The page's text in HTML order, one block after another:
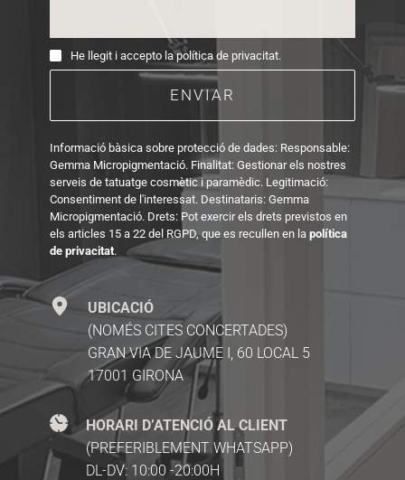
He llegit i accepto la política de privacitat.
ENVIAR
Informació bàsica sobre protecció de dades: Responsable:
Gemma Micropigmentació. Finalitat: Gestionar els nostres
serveis de tatuatge cosmètic i paramèdic. Legitimació:
Micropigmentació. Drets: Pot exercir els drets previstos en
els articles 15 a 22 del RGPD, que es recullen en la política
de privacitat.
UBICACIÓ
(NOMÉS CITES CONCERTADES)
GRAN VIA DE JAUME I, 60 LOCAL 5
17001 GIRONA
HORARI D’ATENCIÓ AL CLIENT
(PREFERIBLEMENT WHATSAPP)
DL-DV: 10:00 -20:00H